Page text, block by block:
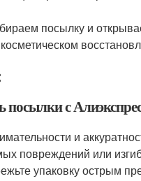
посылку и
с
и
повреждений или
упаковку острым